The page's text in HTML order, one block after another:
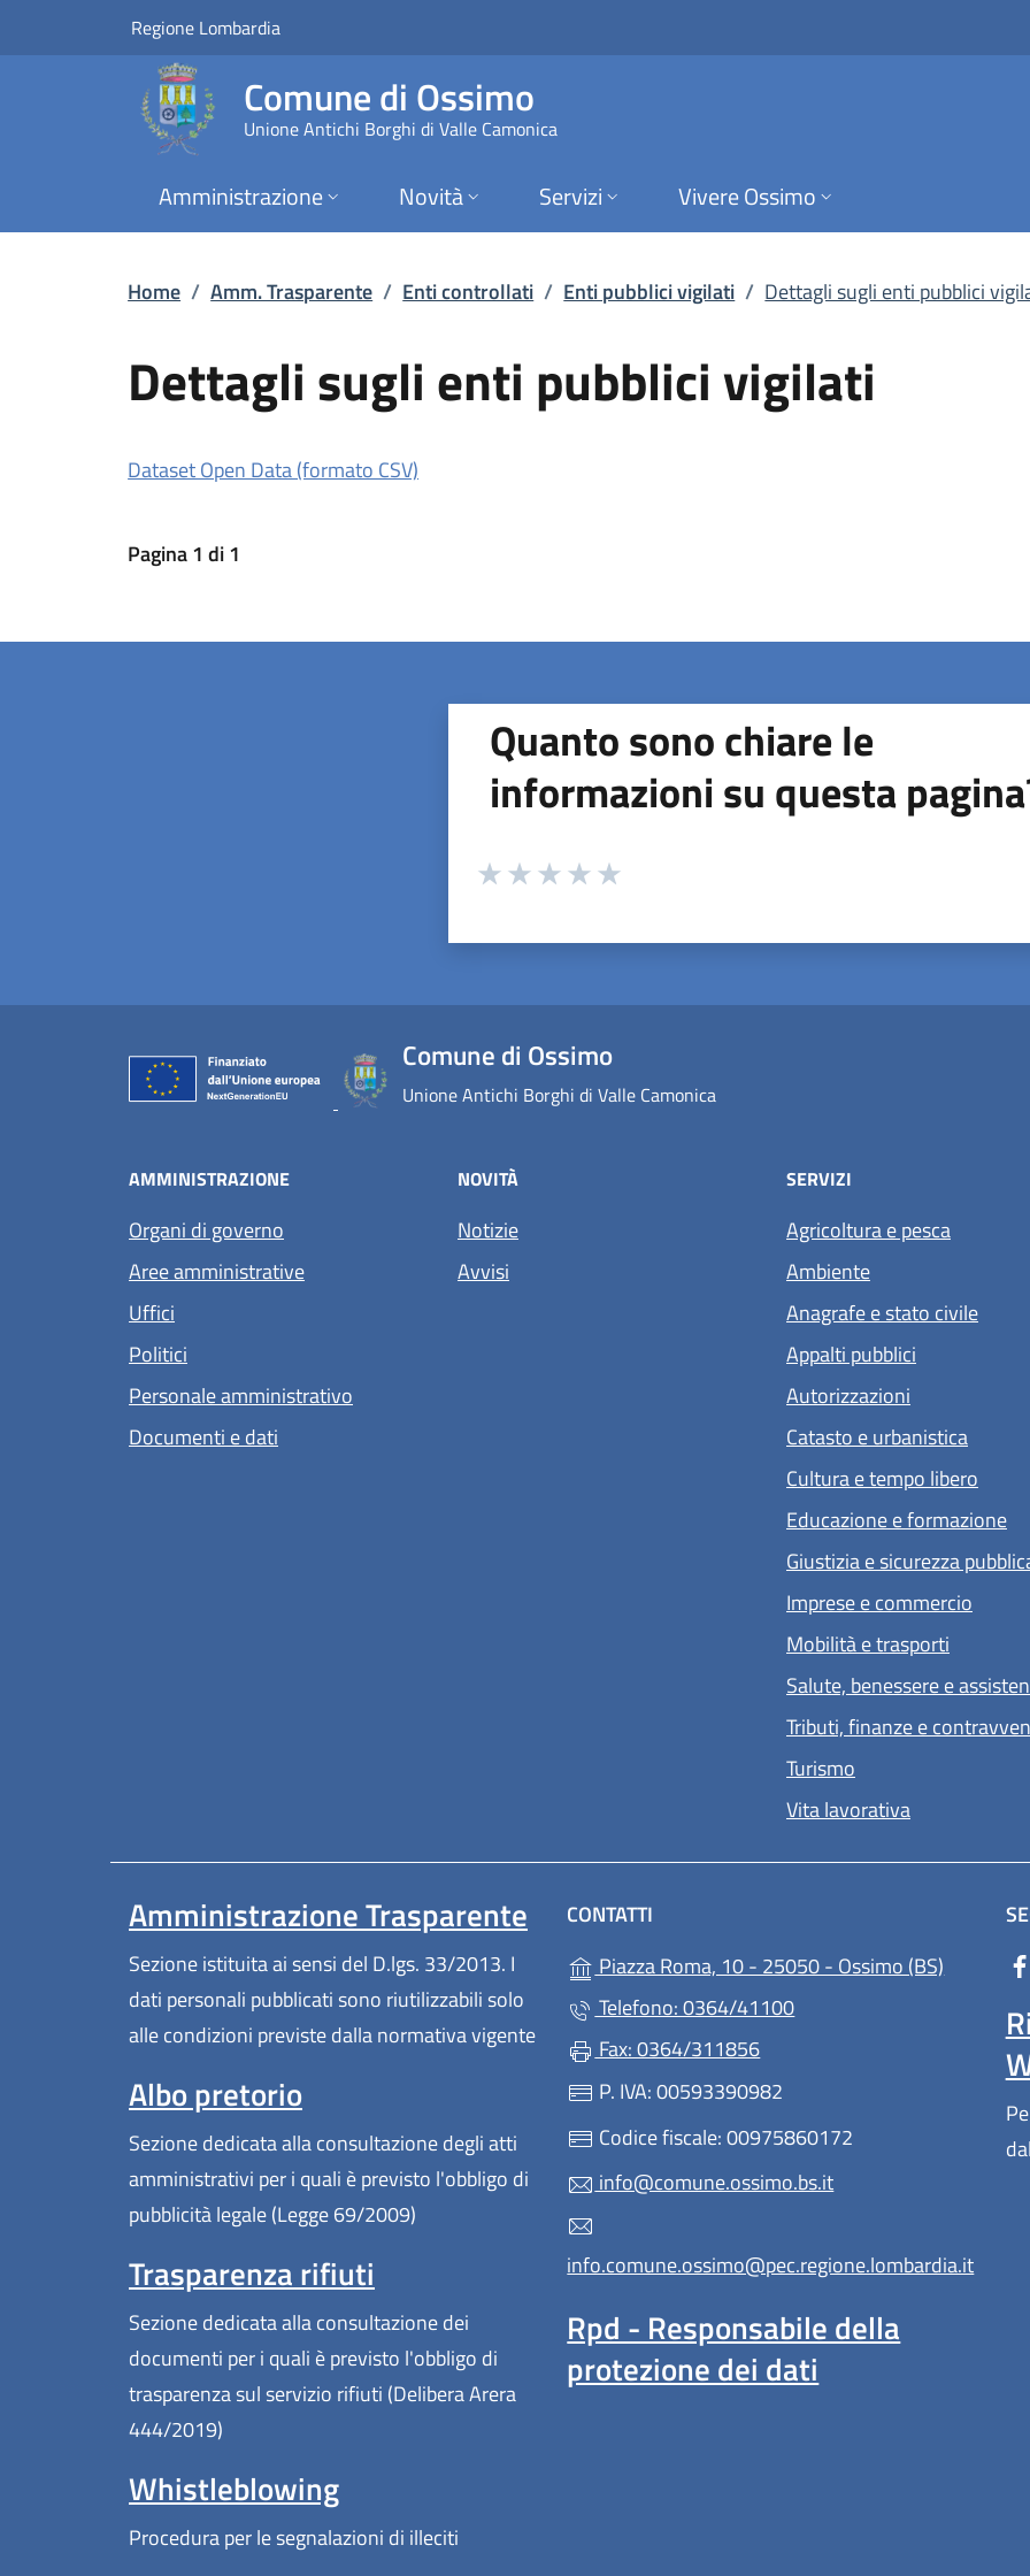
Vai al contenuto principale
Dettagli sugli enti pubblici vigilati | Enti
Regione Lombardia
Comune di Ossimo
Unione Antichi Borghi di Valle Camonica
Amministrazione Novità Servizi Vivere Ossimo
Home / Amm. Trasparente / Enti controllati / Enti pubblici vigilati / Dettagli sugli enti pubblici
Dettagli sugli enti pubblici vigilati
Dataset Open Data (formato CSV)
Pagina1 di1
Quanto sono chiare le
informazioni su questa
Valuta da 1 a 5 stelle la pagina
Comune di Ossimo
Unione Antichi Borghi di Valle Camonica
AMMINISTRAZIONE
Organi di governo
Aree amministrative
Uffici
Politici
Personale amministrativo
Documenti e dati
NOVITÀ
Notizie
Avvisi
SERVIZI
Agricoltura e pesca
Ambiente
Anagrafe e stato civile
Appalti pubblici
Autorizzazioni
Catasto e urbanistica
Cultura e tempo libero
Educazione e formazione
Giustizia e sicurezza
Imprese e commercio
Mobilità e trasporti
Salute, benessere e
Tributi, finanze e
Turismo
Vita lavorativa
Amministrazione Trasparente
Sezione istituita ai sensi del D.lgs. 33/2013. I
dati personali pubblicati sono riutilizzabili solo
alle condizioni previste dalla normativa vigente
Albo pretorio
Sezione dedicata alla consultazione degli atti
amministrativi per i quali è previsto l'obbligo di
pubblicità legale (Legge 69/2009)
Trasparenza rifiuti
Sezione dedicata alla consultazione dei
documenti per i quali è previsto l'obbligo di
trasparenza sul servizio rifiuti (Delibera Arera
444/2019)
Whistleblowing
Procedura per le segnalazioni di illeciti
CONTATTI
Piazza Roma, 10 - 25050 - Ossimo (BS) (apre in
Telefono: 0364/41100
Fax: 0364/311856
P. IVA: 00593390982
Codice fiscale: 00975860172
info@comune.ossimo.bs.it
info.comune.ossimo@pec.regione.lombardia.it
Rpd - Responsabile della
protezione dei dati